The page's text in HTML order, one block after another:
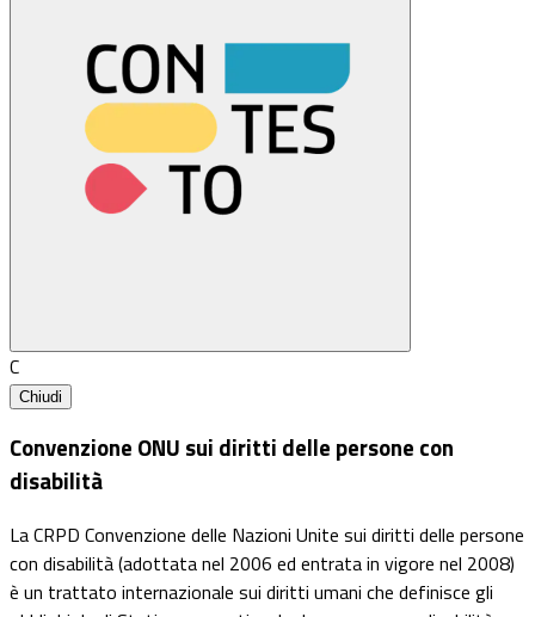
C
Chiudi
Convenzione ONU sui diritti delle persone con
disabilità
La CRPD Convenzione delle Nazioni Unite sui diritti delle persone
con disabilità (adottata nel 2006 ed entrata in vigore nel 2008)
è un trattato internazionale sui diritti umani che definisce gli